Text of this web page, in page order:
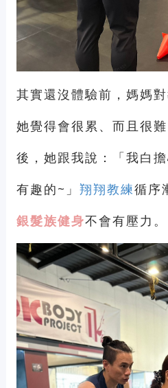
其實還沒體驗前，媽媽
她覺得會很累、而且很
後，她跟我說：「我白
有趣的~」 翔翔教練循序
銀髮族健身不會有壓力。